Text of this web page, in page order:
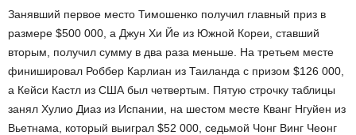
Занявший первое место Тимошенко получил главный приз в
размере $500 000, а Джун Хи Йе из Южной Кореи, ставший
вторым, получил сумму в два раза меньше. На третьем месте
финишировал Роббер Карлиан из Таиланда с призом $126 000,
а Кейси Кастл из США был четвертым. Пятую строчку таблицы
занял Хулио Диаз из Испании, на шестом месте Кванг Нгуйен из
Вьетнама, который выиграл $52 000, седьмой Чонг Винг Чеонг